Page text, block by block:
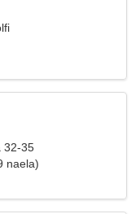
32-35
naela)